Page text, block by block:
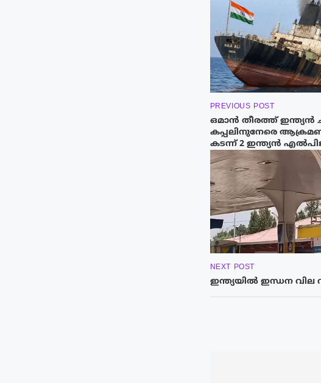
PREVIOUS POST
ഒമാൻ തീരത്ത് ഇന്ത്യൻ
കപ്പലിനുനേരെ
കടന്ന് 2 ഇന്ത്യൻ
NEXT POST
ഇന്ത്യയിൽ ഇന്ധന വില